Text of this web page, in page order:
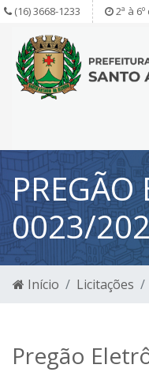
(16) 3668-1233 2ª à
PREGÃO
0023/
Início Licitações
Pregão